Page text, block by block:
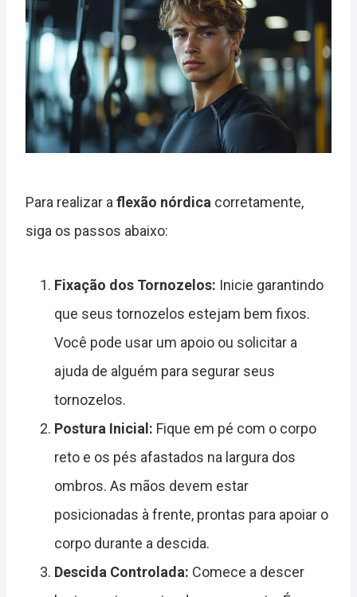
Para realizar aflexão nórdica corretamente,
siga os passos abaixo:
Fixação dos Tornozelos: Inicie garantindo
que seus tornozelos estejam bem fixos.
Você pode usar um apoio ou solicitar a
ajuda de alguém para segurar seus
tornozelos.
Postura Inicial: Fique em pé com o corpo
reto e os pés afastados na largura dos
ombros. As mãos devem estar
posicionadas à frente, prontas para apoiar o
corpo durante a descida.
Descida Controlada: Comece a descer